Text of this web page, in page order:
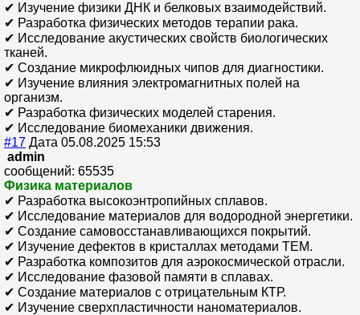
✔ Изучение физики ДНК и белковых взаимодействий.
✔ Разработка физических методов терапии рака.
✔ Исследование акустических свойств биологических
тканей.
✔ Создание микрофлюидных чипов для диагностики.
✔ Изучение влияния электромагнитных полей на
организм.
✔ Разработка физических моделей старения.
✔ Исследование биомеханики движения.
#17 Дата 05.08.2025 15:53
admin
сообщений: 65535
Физика материалов
✔ Разработка высокоэнтропийных сплавов.
✔ Исследование материалов для водородной энергетики.
✔ Создание самовосстанавливающихся покрытий.
✔ Изучение дефектов в кристаллах методами TEM.
✔ Разработка композитов для аэрокосмической отрасли.
✔ Исследование фазовой памяти в сплавах.
✔ Создание материалов с отрицательным КТР.
✔ Изучение сверхпластичности наноматериалов.